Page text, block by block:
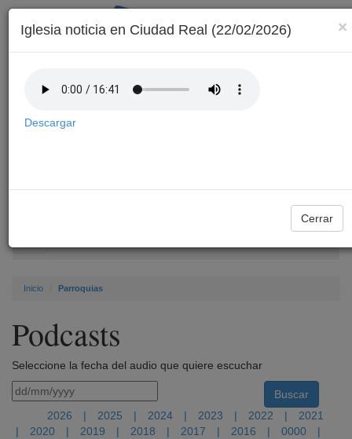
navigation
Inicio Parroquias
Podcasts
Seleccione la fecha del audio que quiere escuchar
2026 | 2025 | 2024 | 2023 | 2022 |
2021
|
2020 | 2019 | 2018 | 2017 | 2016 | 0000
|
×
Iglesia noticia en Ciudad Real (22/02/2026)
Descargar
Cerrar